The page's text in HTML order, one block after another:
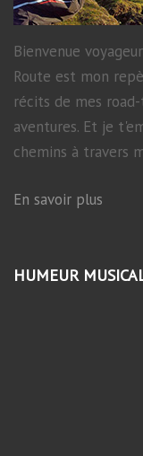
Bienvenue
Route est mon
récits de mes
aventures. Et je
chemins à travers
En savoir plus
HUMEUR